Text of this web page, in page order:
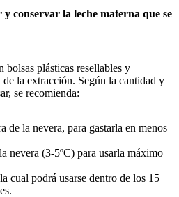
y conservar la leche materna que se
bolsas plásticas resellables y
la extracción. Según la cantidad y
se recomienda:
de la nevera, para gastarla en menos
nevera (3-5ºC) para usarla máximo
cual podrá usarse dentro de los 15